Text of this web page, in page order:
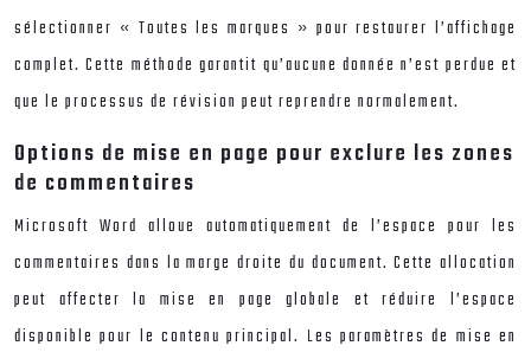
sélectionner « Toutes les marques » pour restaurer l’affichage
complet. Cette méthode garantit qu’aucune donnée n’est perdue et
que le processus de révision peut reprendre normalement.
Options de mise en page pour exclure les zones
de commentaires
Microsoft Word alloue automatiquement de l’espace pour les
commentaires dans la marge droite du document. Cette allocation
peut affecter la mise en page globale et réduire l’espace
disponible pour le contenu principal. Les paramètres de mise en